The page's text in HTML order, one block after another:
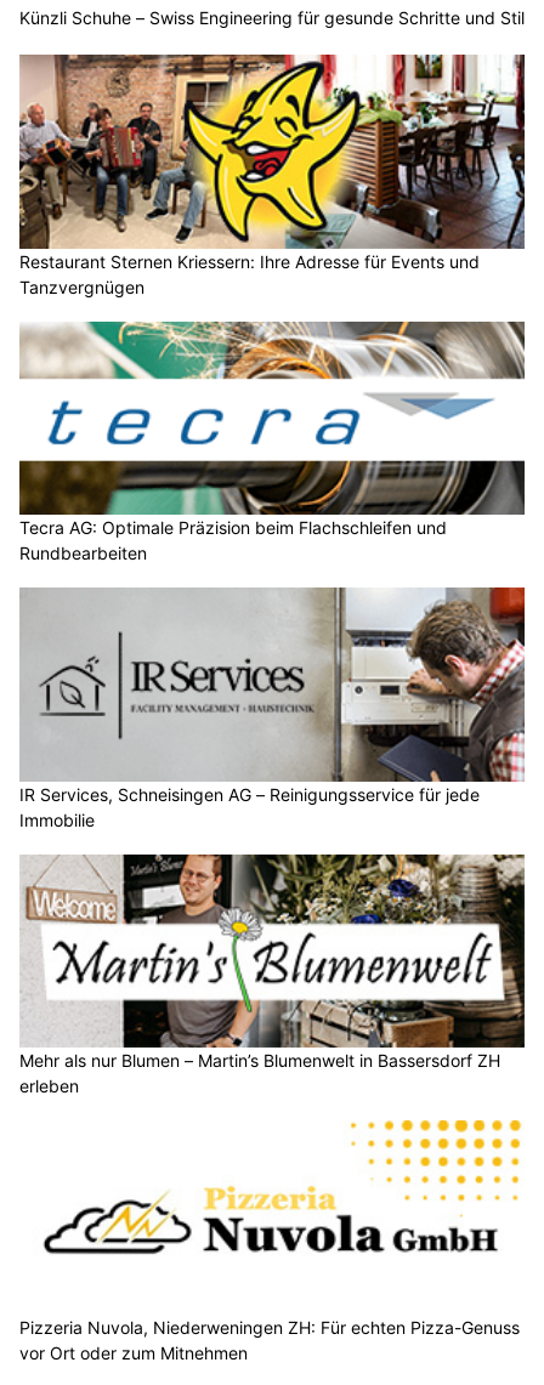
Künzli Schuhe – Swiss Engineering für gesunde Schritte und Stil
Restaurant Sternen Kriessern: Ihre Adresse für Events und
Tanzvergnügen
Tecra AG: Optimale Präzision beim Flachschleifen und
Rundbearbeiten
IR Services, Schneisingen AG – Reinigungsservice für jede
Immobilie
Mehr als nur Blumen – Martin’s Blumenwelt in Bassersdorf ZH
erleben
Pizzeria Nuvola, Niederweningen ZH: Für echten Pizza-Genuss
vor Ort oder zum Mitnehmen